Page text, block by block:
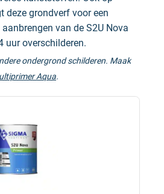
deze grondverf voor een
van de S2U Nova
uur overschilderen.
ondergrond schilderen. Maak
Aqua.